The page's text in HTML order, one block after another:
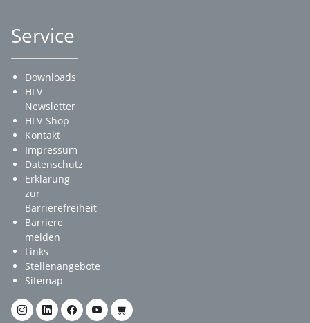
Service
Downloads
HLV-
Newsletter
HLV-Shop
Kontakt
Impressum
Datenschutz
Erklärung
zur
Barrierefreiheit
Barriere
melden
Links
Stellenangebote
Sitemap